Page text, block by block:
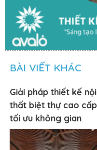
BÀI VIẾT KHÁC
Giải pháp thiết kế nội
thất biệt thự cao cấp
tối ưu không gian